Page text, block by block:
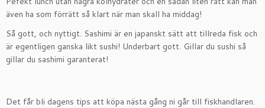
även ha som förrätt så klart när man skall ha middag!
Så gott, och nyttigt. Sashimi är en japanskt sätt att tillreda fisk och
är egentligen ganska likt sushi! Underbart gott. Gillar du sushi så
gillar du sashimi garanterat!
Det får bli dagens tips att köpa nästa gång ni går till fiskhandlaren.